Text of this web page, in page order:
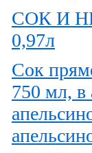
СОК И
0,97л
Сок
750 мл, в